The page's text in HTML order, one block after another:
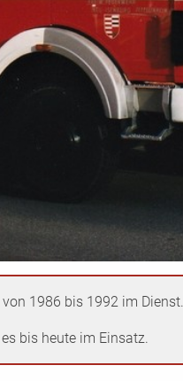
1986 bis 1992 im Dienst.
bis heute im Einsatz.